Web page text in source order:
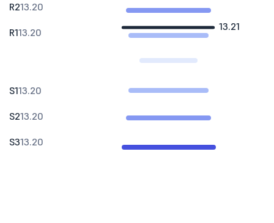
13.21
R213.20
R113.20
S113.20
S213.20
S313.20